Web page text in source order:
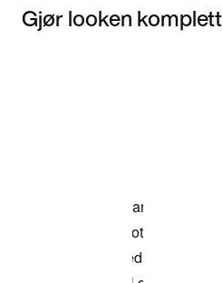
Gjør looken komplett